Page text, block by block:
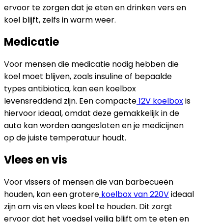
ervoor te zorgen dat je eten en drinken vers en
koel blijft, zelfs in warm weer.
Medicatie
Voor mensen die medicatie nodig hebben die
koel moet blijven, zoals insuline of bepaalde
types antibiotica, kan een koelbox
levensreddend zijn. Een compacte12V koelboxis
hiervoor ideaal, omdat deze gemakkelijk in de
auto kan worden aangesloten en je medicijnen
op de juiste temperatuur houdt.
Vlees en vis
Voor vissers of mensen die van barbecueën
houden, kan een grotere koelbox van 220Videaal
zijn om vis en vlees koel te houden. Dit zorgt
ervoor dat het voedsel veilig blijft om te eten en